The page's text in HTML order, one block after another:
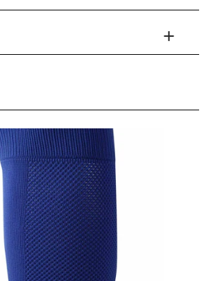
る高機能インソールや高機能サッカーシ
衝撃吸収、ボールを扱いやすく、走りや
・・・。
の本来の力を引き出す」に向かってい
スも、ストッキングも「競技者本来の力
に進歩させたい。
OFFICE代表角田壮監氏発案の